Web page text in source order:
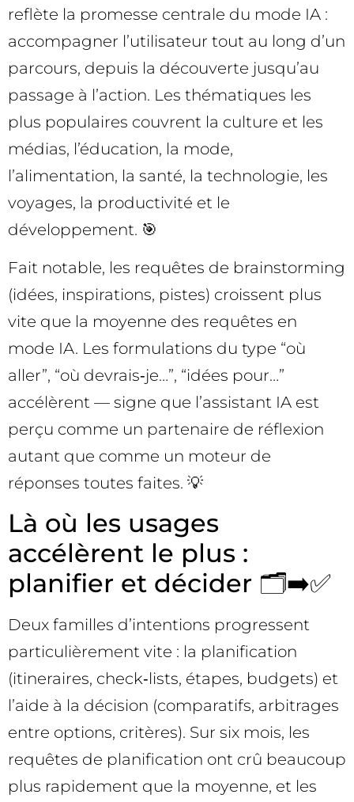
reflète la promesse centrale du mode IA :
accompagner l’utilisateur tout au long d’un
parcours, depuis la découverte jusqu’au
passage à l’action. Les thématiques les
plus populaires couvrent la culture et les
médias, l’éducation, la mode,
l’alimentation, la santé, la technologie, les
voyages, la productivité et le
développement. 🎯
Fait notable, les requêtes de brainstorming
(idées, inspirations, pistes) croissent plus
vite que la moyenne des requêtes en
mode IA. Les formulations du type “où
aller”, “où devrais‑je…”, “idées pour…”
accélèrent — signe que l’assistant IA est
perçu comme un partenaire de réflexion
autant que comme un moteur de
réponses toutes faites. 💡
Là où les usages
accélèrent le plus :
planifier et décider 🗂️➡️✅
Deux familles d’intentions progressent
particulièrement vite : la planification
(itineraires, check‑lists, étapes, budgets) et
l’aide à la décision (comparatifs, arbitrages
entre options, critères). Sur six mois, les
requêtes de planification ont crû beaucoup
plus rapidement que la moyenne, et les